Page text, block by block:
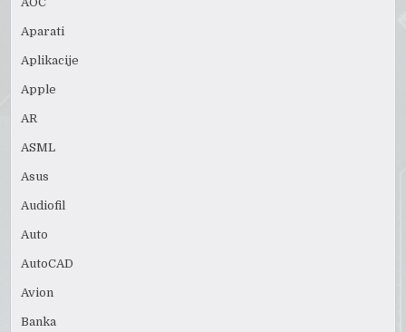
Aparati
Aplikacije
Apple
AR
ASML
Asus
Audiofil
Auto
AutoCAD
Avion
Banka